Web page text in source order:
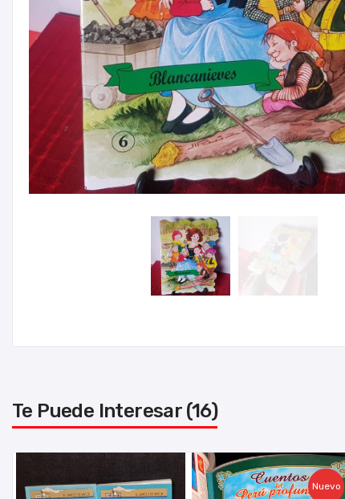
Te Puede Interesar (16)
Nuevo